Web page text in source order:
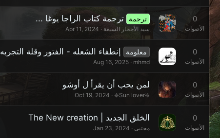
0
الأصوات
ترجمة ترجمة كتاب الراجا يوغا ...
سيد الأحجار السبعة Apr 11, 2024
0
الأصوات
معلومة إنطفاء الشعله - الفتور وقلة التجربه
mhmd
Aug 16, 2025
0
الأصوات
لمن يحب أن يقرأ ل أوشو
❇️Sun lover❇️
Oct 19, 2024
0
الأصوات
الخلق الجديد | The New creation
مجتبى Jan 23, 2024